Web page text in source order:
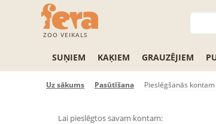
ZOO VEIKALS
SUŅIEM KAĶIEM GRAUZĒJIEM
Uz sākums Pasūtīšana Pieslēgšanās kontam
Lai pieslēgtos savam kontam: